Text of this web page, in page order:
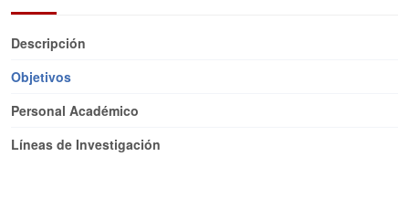
Descripción
Objetivos
Personal Académico
Líneas de Investigación